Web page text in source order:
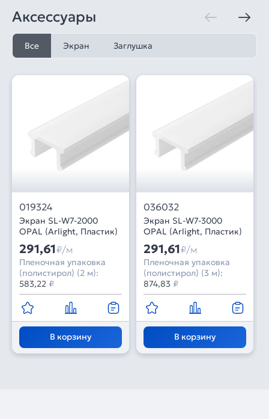
Аксессуары
Все Экран Заглушка
019324
Экран SL-W7-2000
OPAL (Arlight, Пластик)
291,61₽/м
Пленочная упаковка
(полистирол) (2 м):
583,22 ₽
В корзину
036032
Экран SL-W7-3000
OPAL (Arlight, Пластик)
291,61₽/м
Пленочная упаковка
(полистирол) (3 м):
874,83 ₽
В корзину